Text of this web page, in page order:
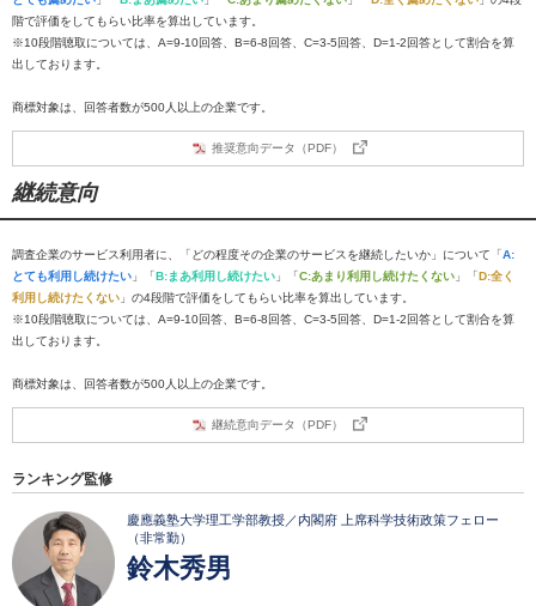
階で評価をしてもらい比率を算出しています。
※10段階聴取については、A=9-10回答、B=6-8回答、C=3-5回答、D=1-2回答として割合を算
出しております。
商標対象は、回答者数が500人以上の企業です。
推奨意向データ（PDF）
継続意向
調査企業のサービス利用者に、「どの程度その企業のサービスを継続したいか」について「A:
とても利用し続けたい 」「B:まあ利用し続けたい 」「C:あまり利用し続けたくない 」「D:全く
利用し続けたくない 」の4段階で評価をしてもらい比率を算出しています。
※10段階聴取については、A=9-10回答、B=6-8回答、C=3-5回答、D=1-2回答として割合を算
出しております。
商標対象は、回答者数が500人以上の企業です。
継続意向データ（PDF）
ランキング監修
慶應義塾大学理工学部教授／内閣府 上席科学技術政策フェロー
（非常勤）
鈴木秀男